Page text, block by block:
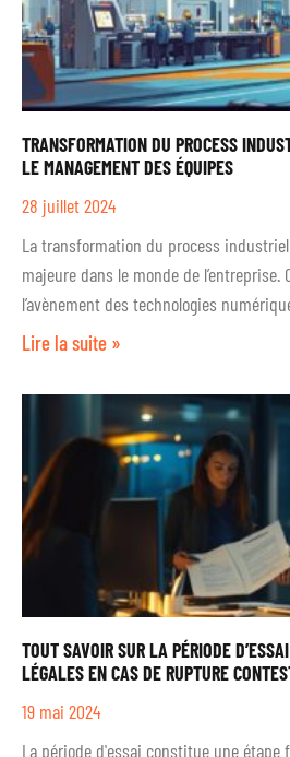
TRANSFORMATION DU PROCESS
LE MANAGEMENT DES ÉQUIPES
28 juillet 2024
La transformation du process
majeure dans le monde de
l’avènement des technologies
Lire la suite »
TOUT SAVOIR SUR LA PÉRIODE
LÉGALES EN CAS DE RUPTURE
19 mai 2024
La période d'essai constitue une étape